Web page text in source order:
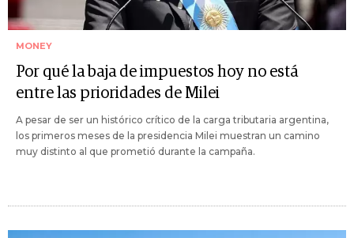
MONEY
Por qué la baja de impuestos hoy no está
entre las prioridades de Milei
A pesar de ser un histórico crítico de la carga tributaria argentina,
los primeros meses de la presidencia Milei muestran un camino
muy distinto al que prometió durante la campaña.